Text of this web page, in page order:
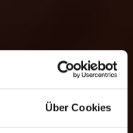
Über Cookies